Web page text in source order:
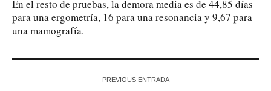
En el resto de pruebas, la demora media es de 44,85 días
para una ergometría, 16 para una resonancia y 9,67 para
una mamografía.
PREVIOUS ENTRADA